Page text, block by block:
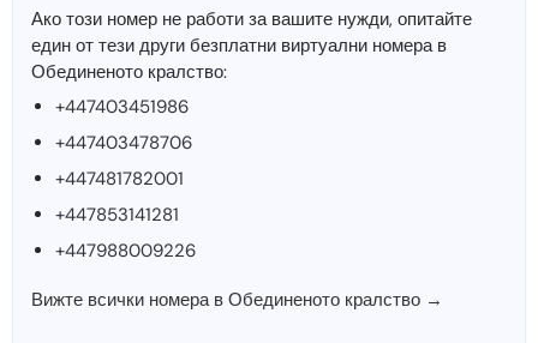
Ако този номер не работи за вашите нужди, опитайте
един от тези други безплатни виртуални номера в
Обединеното кралство:
+447403451986
+447403478706
+447481782001
+447853141281
+447988009226
Вижте всички номера в Обединеното кралство →